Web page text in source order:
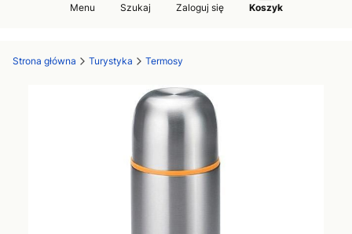
Menu Szukaj Zaloguj się Koszyk
Strona główna Turystyka Termosy